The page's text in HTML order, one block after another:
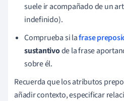
suele ir acompañado de un
indefinido).
Comprueba si lafrase
sustantivode la frase
sobre él.
Recuerda que los atributos
añadir contexto, especificar